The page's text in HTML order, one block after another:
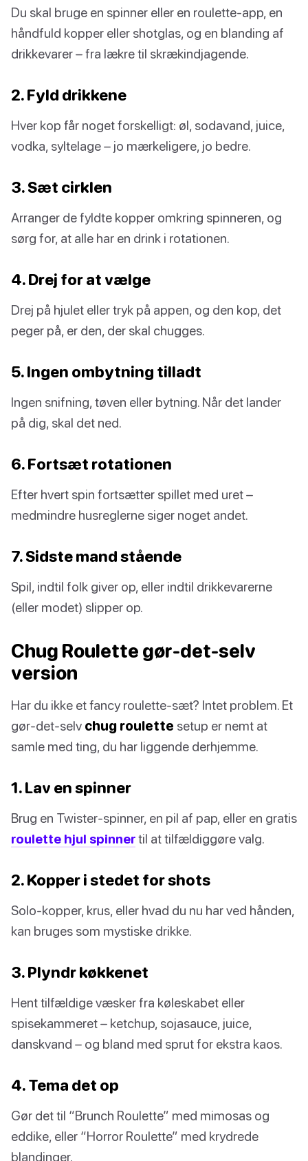
Du skal bruge en spinner eller en roulette-app, en
håndfuld kopper eller shotglas, og en blanding af
drikkevarer – fra lækre til skrækindjagende.
2. Fyld drikkene
Hver kop får noget forskelligt: øl, sodavand, juice,
vodka, syltelage – jo mærkeligere, jo bedre.
3. Sæt cirklen
Arranger de fyldte kopper omkring spinneren, og
sørg for, at alle har en drink i rotationen.
4. Drej for at vælge
Drej på hjulet eller tryk på appen, og den kop, det
peger på, er den, der skal chugges.
5. Ingen ombytning tilladt
Ingen snifning, tøven eller bytning. Når det lander
på dig, skal det ned.
6. Fortsæt rotationen
Efter hvert spin fortsætter spillet med uret –
medmindre husreglerne siger noget andet.
7. Sidste mand stående
Spil, indtil folk giver op, eller indtil drikkevarerne
(eller modet) slipper op.
Chug Roulette gør-det-selv
version
Har du ikke et fancy roulette-sæt? Intet problem. Et
gør-det-selv chug roulette setup er nemt at
samle med ting, du har liggende derhjemme.
1. Lav en spinner
Brug en Twister-spinner, en pil af pap, eller en gratis
roulette hjul spinnertil at tilfældiggøre valg.
2. Kopper i stedet for shots
Solo-kopper, krus, eller hvad du nu har ved hånden,
kan bruges som mystiske drikke.
3. Plyndr køkkenet
Hent tilfældige væsker fra køleskabet eller
spisekammeret – ketchup, sojasauce, juice,
danskvand – og bland med sprut for ekstra kaos.
4. Tema det op
Gør det til “Brunch Roulette” med mimosas og
eddike, eller “Horror Roulette” med krydrede
blandinger.